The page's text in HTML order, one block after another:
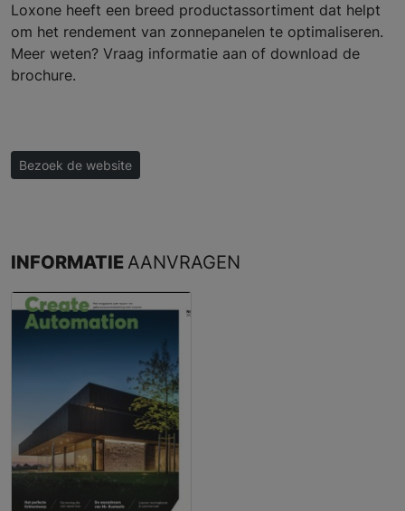
Loxone heeft een breed productassortiment dat helpt
om het rendement van zonnepanelen te optimaliseren.
Meer weten? Vraag informatie aan of download de
brochure.
Bezoek de website
INFORMATIEAANVRAGEN